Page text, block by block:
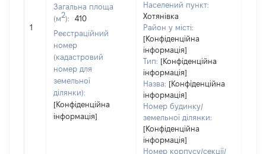
1
Загальна площа
(м2):
410
Реєстраційний
номер
(кадастровий
номер для
земельної
ділянки):
[Конфіденційна
інформація]
Населений пункт:
Хотянівка
Район у місті:
[Конфіденційна
інформація]
Тип: [Конфіденційна
інформація]
Назва: [Конфіденційна
інформація]
Номер будинку/
земельної ділянки:
[Конфіденційна
інформація]
Номер корпусу/секції/